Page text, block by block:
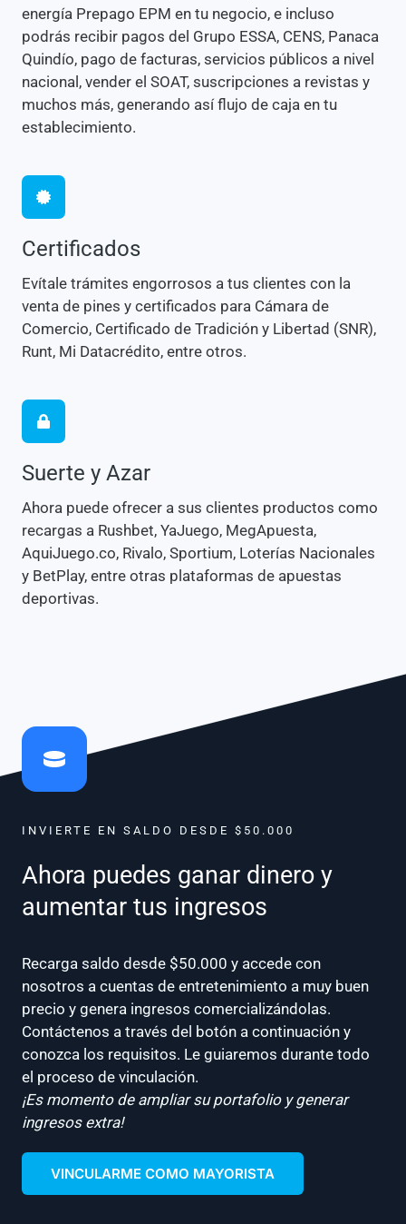
energía Prepago EPM en tu negocio, e incluso
podrás recibir pagos del Grupo ESSA, CENS, Panaca
Quindío, pago de facturas, servicios públicos a nivel
nacional, vender el SOAT, suscripciones a revistas y
muchos más, generando así flujo de caja en tu
establecimiento.
Certificados
Evítale trámites engorrosos a tus clientes con la
venta de pines y certificados para Cámara de
Comercio, Certificado de Tradición y Libertad (SNR),
Runt, Mi Datacrédito, entre otros.
Suerte y Azar
Ahora puede ofrecer a sus clientes productos como
recargas a Rushbet, YaJuego, MegApuesta,
AquiJuego.co, Rivalo, Sportium, Loterías Nacionales
y BetPlay, entre otras plataformas de apuestas
deportivas.
INVIERTE EN SALDO DESDE $50.000
Ahora puedes ganar dinero y
aumentar tus ingresos
Recarga saldo desde $50.000 y accede con
nosotros a cuentas de entretenimiento a muy buen
precio y genera ingresos comercializándolas.
Contáctenos a través del botón a continuación y
conozca los requisitos. Le guiaremos durante todo
el proceso de vinculación.
¡Es momento de ampliar su portafolio y generar
ingresos extra!
VINCULARME COMO MAYORISTA